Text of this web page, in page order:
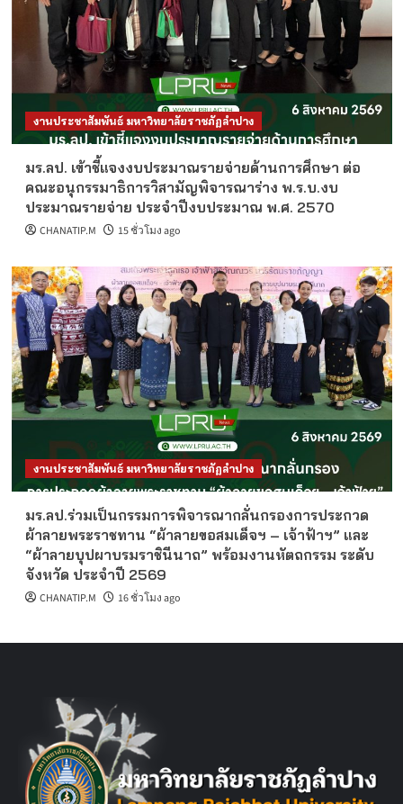
งานประชาสัมพันธ์ มหาวิทยาลัยราชภัฏลำปาง
มร.ลป. เข้าชี้แจงงบประมาณรายจ่ายด้านการศึกษา ต่อ
คณะอนุกรรมาธิการวิสามัญพิจารณาร่าง พ.ร.บ.งบ
ประมาณรายจ่าย ประจำปีงบประมาณ พ.ศ. 2570
CHANATIP.M 15 ชั่วโมง ago
งานประชาสัมพันธ์ มหาวิทยาลัยราชภัฏลำปาง
มร.ลป.ร่วมเป็นกรรมการพิจารณากลั่นกรองการประกวด
ผ้าลายพระราชทาน “ผ้าลายขอสมเด็จฯ – เจ้าฟ้าฯ” และ
“ผ้าลายบุปผาบรมราชินีนาถ” พร้อมงานหัตถกรรม ระดับ
จังหวัด ประจำปี 2569
CHANATIP.M 16 ชั่วโมง ago